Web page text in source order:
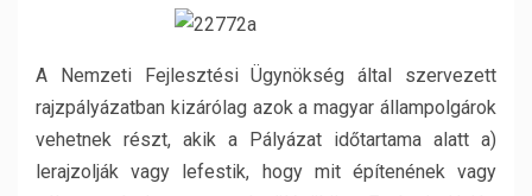
A Nemzeti Fejlesztési Ügynökség által szervezett
rajzpályázatban kizárólag azok a magyar állampolgárok
vehetnek részt, akik a Pályázat időtartama alatt a)
lerajzolják vagy lefestik, hogy mit építenének vagy